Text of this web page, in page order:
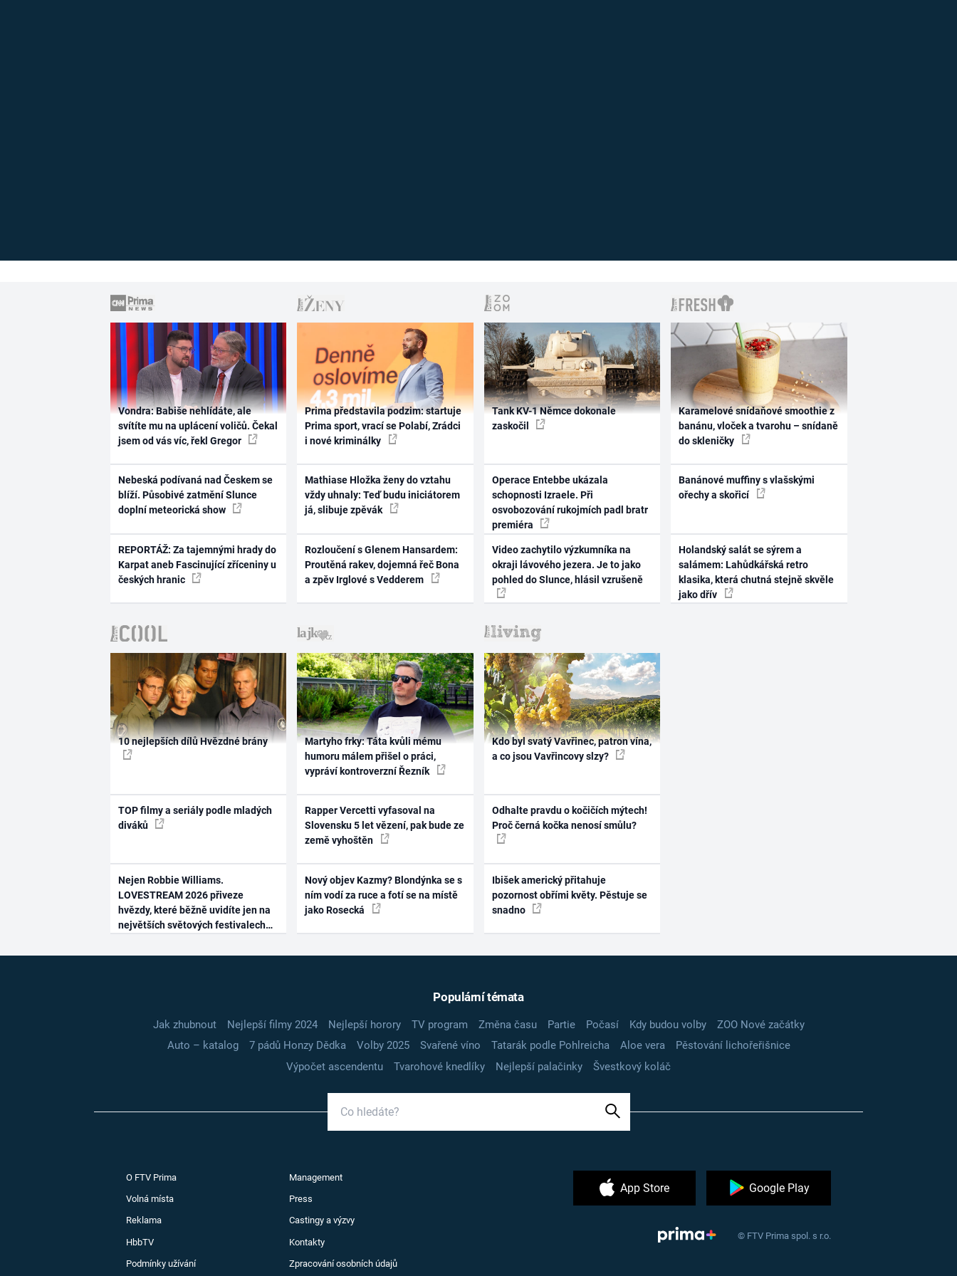
Vondra: Babiše nehlídáte, ale
svítíte mu na uplácení voličů. Čekal
jsem od vás víc, řekl Gregor
Nebeská podívaná nad Českem se
blíží. Působivé zatmění Slunce
doplní meteorická show
REPORTÁŽ: Za tajemnými hrady do
Karpat aneb Fascinující zříceniny u
českých hranic
Prima představila podzim: startuje
Prima sport, vrací se Polabí, Zrádci
i nové kriminálky
Mathiase Hložka ženy do vztahu
vždy uhnaly: Teď budu iniciátorem
já, slibuje zpěvák
Rozloučení s Glenem Hansardem:
Proutěná rakev, dojemná řeč Bona
a zpěv Irglové s Vedderem
Tank KV-1 Němce dokonale
zaskočil
Operace Entebbe ukázala
schopnosti Izraele. Při
osvobozování rukojmích padl bratr
premiéra
Video zachytilo výzkumníka na
okraji lávového jezera. Je to jako
pohled do Slunce, hlásil vzrušeně
Karamelové snídaňové smoothie z
banánu, vloček a tvarohu – snídaně
do skleničky
Banánové muffiny s vlašskými
ořechy a skořicí
Holandský salát se sýrem a
salámem: Lahůdkářská retro
klasika, která chutná stejně skvěle
jako dřív
10 nejlepších dílů Hvězdné brány
TOP filmy a seriály podle mladých
diváků
Nejen Robbie Williams.
LOVESTREAM 2026 přiveze
hvězdy, které běžně uvidíte jen na
největších světových festivalech
Martyho frky: Táta kvůli mému
humoru málem přišel o práci,
vypráví kontroverzní Řezník
Rapper Vercetti vyfasoval na
Slovensku 5 let vězení, pak bude ze
země vyhoštěn
Nový objev Kazmy? Blondýnka se s
ním vodí za ruce a fotí se na místě
jako Rosecká
Kdo byl svatý Vavřinec, patron vína,
a co jsou Vavřincovy slzy?
Odhalte pravdu o kočičích mýtech!
Proč černá kočka nenosí smůlu?
Ibišek americký přitahuje
pozornost obřími květy. Pěstuje se
snadno
Populární témata
Jak zhubnout Nejlepší filmy 2024 Nejlepší horory TV program Změna času Partie Počasí Kdy budou volby
ZOO Nové začátky
Auto – katalog
7 pádů Honzy Dědka Volby 2025 Svařené víno Tatarák podle Pohlreicha Aloe vera
Pěstování lichořeřišnice
Výpočet ascendentu
Tvarohové knedlíky Nejlepší palačinky Švestkový koláč
O FTV Prima Management
Volná místa Press
Reklama Castingy a výzvy
HbbTV Kontakty
Podmínky užívání Zpracování osobních údajů
App Store Google Play
© FTV Prima spol. s r.o.